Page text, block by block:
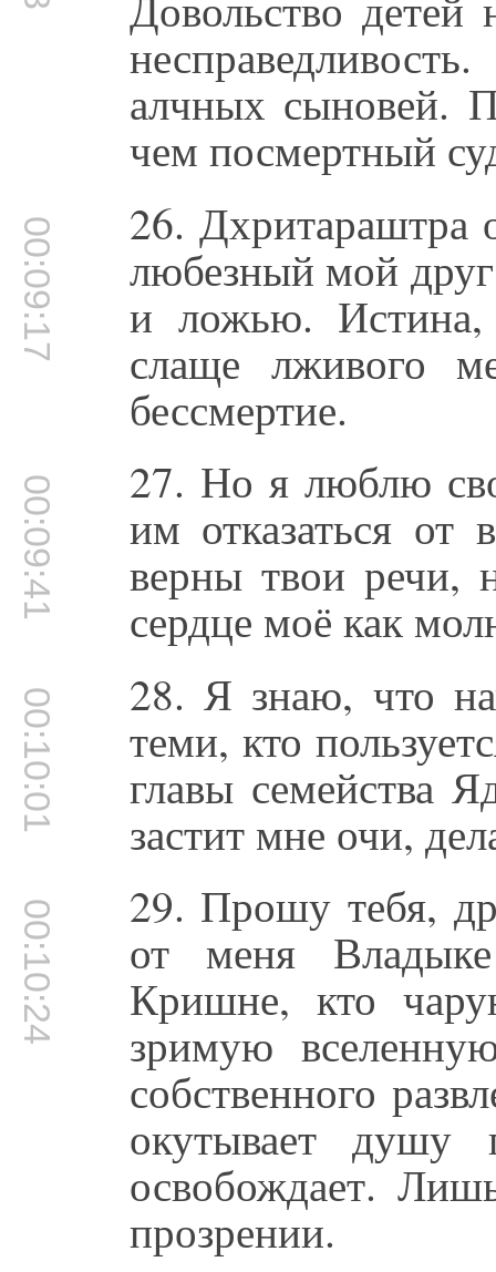
алчных сыновей.
чем посмертный
00:09:17 26. Дхритараштра
любезный мой
и ложью. Истина,
слаще лживого
бессмертие.
00:09:41 27. Но я люблю
им отказаться
верны твои речи,
сердце моё как
00:10:01 28. Я знаю, что
теми, кто
главы семейства
застит мне очи,
00:10:24 29. Прошу тебя,
от меня
Кришне, кто
зримую
собственного
окутывает
освобождает.
прозрении.